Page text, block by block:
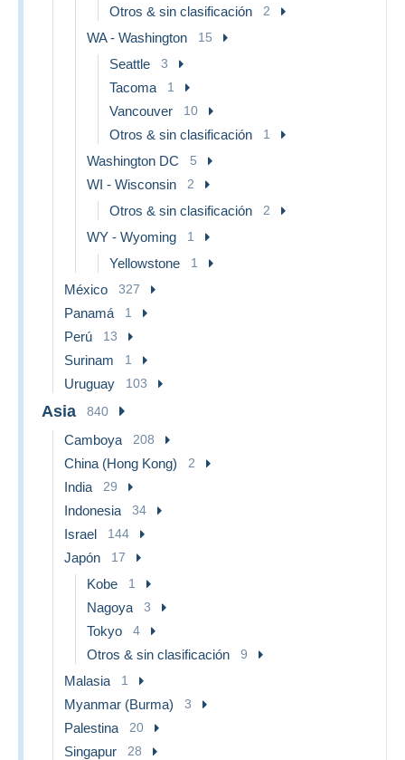
Otros & sin clasificación 2
WA - Washington 15
Seattle 3
Tacoma 1
Vancouver 10
Otros & sin clasificación 1
Washington DC 5
WI - Wisconsin 2
Otros & sin clasificación 2
WY - Wyoming 1
Yellowstone 1
México 327
Panamá 1
Perú 13
Surinam 1
Uruguay 103
Asia 840
Camboya 208
China (Hong Kong) 2
India 29
Indonesia 34
Israel 144
Japón 17
Kobe 1
Nagoya 3
Tokyo 4
Otros & sin clasificación 9
Malasia 1
Myanmar (Burma) 3
Palestina 20
Singapur 28